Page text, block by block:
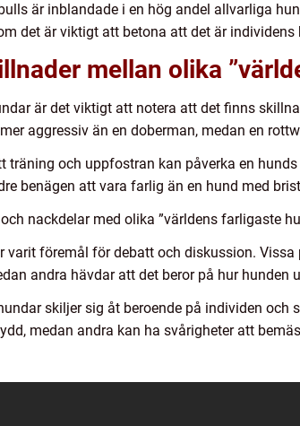
är inblandade i en hög andel allvarliga
det är viktigt att betona att det är
mellan olika
är det viktigt att notera att det finns
aggressiv än en doberman, medan en
träning och uppfostran kan påverka en
benägen att vara farlig än en hund med
nackdelar med olika ”världens farligaste
föremål för debatt och diskussion.
andra hävdar att det beror på hur hunden
skiljer sig åt beroende på individen
medan andra kan ha svårigheter att